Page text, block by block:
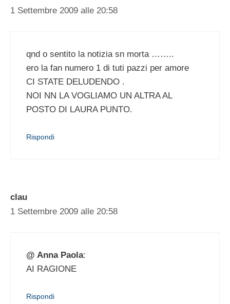
1 Settembre 2009 alle 20:58
qnd o sentito la notizia sn morta ……..
ero la fan numero 1 di tuti pazzi per amore
CI STATE DELUDENDO .
NOI NN LA VOGLIAMO UN ALTRA AL
POSTO DI LAURA PUNTO.
Rispondi
clau
1 Settembre 2009 alle 20:58
@ Anna Paola:
AI RAGIONE
Rispondi